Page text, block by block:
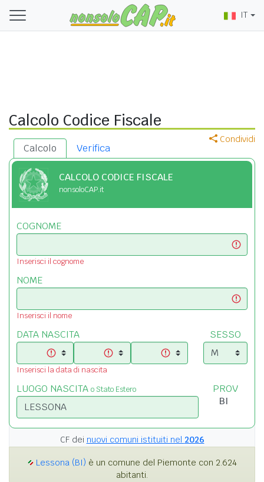
IT
Calcolo Codice Fiscale
Condividi
Calcolo Verifica
CALCOLO CODICE FISCALE
nonsoloCAP.it
COGNOME
Inserisci il cognome
NOME
Inserisci il nome
DATA NASCITA
Inserisci la data di nascita
SESSO
LUOGO NASCITA o Stato Estero PROV
CF dei nuovi comuni istituiti nel 2026
Lessona (BI) è un comune del Piemonte con 2.624
abitanti.